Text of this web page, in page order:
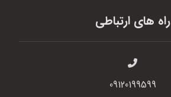
راه های ارتباطی
09120199599